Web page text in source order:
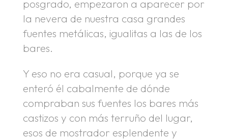
posgrado, empezaron a aparecer por
la nevera de nuestra casa grandes
fuentes metálicas, igualitas a las de los
bares.
Y eso no era casual, porque ya se
enteró él cabalmente de dónde
compraban sus fuentes los bares más
castizos y con más terruño del lugar,
esos de mostrador esplendente y